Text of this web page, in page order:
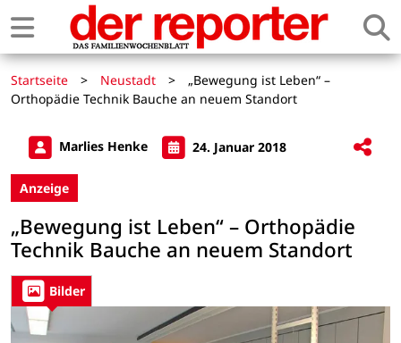
Startseite > Neustadt >
„Bewegung ist Leben“ –
Orthopädie Technik Bauche an neuem Standort
Marlies Henke 24. Januar 2018
Anzeige
„Bewegung ist Leben“ – Orthopädie
Technik Bauche an neuem Standort
Bilder